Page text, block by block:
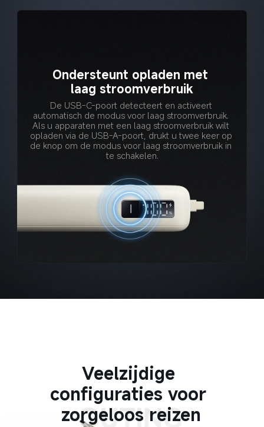
Ondersteunt opladen met
laag stroomverbruik
De USB-C-poort detecteert en activeert
automatisch de modus voor laag stroomverbruik.
Als u apparaten met een laag stroomverbruik wilt
opladen via de USB-A-poort, drukt u twee keer op
de knop om de modus voor laag stroomverbruik in
te schakelen.
Veelzijdige
configuraties voor
zorgeloos reizen